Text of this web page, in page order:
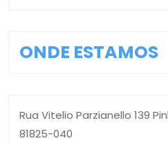
ONDE ESTAMOS
Rua Vitelio Parzianello 139
81825-040